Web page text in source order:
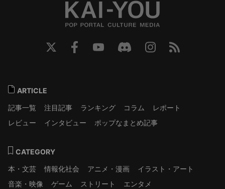
ARTICLE
記事一覧
注目記事 ランキング コラム
レポート
レビュー
インタビュー ポップなまとめ記事
CATEGORY
本・文芸
情報化社会 アニメ・漫画
イラスト・アート
音楽・映像
ゲーム ストリート エンタメ